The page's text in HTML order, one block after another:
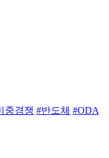
중경쟁 #반도체 #ODA